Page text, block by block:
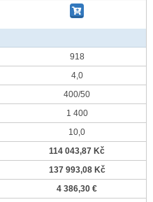
918
4,0
400/50
1 400
10,0
114 043,87 Kč
137 993,08 Kč
4 386,30 €